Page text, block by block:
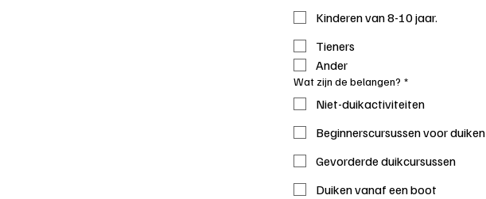
Kinderen van 8-10 jaar.
Tieners
Ander
Wat zijn de belangen? *
Niet-duikactiviteiten
Beginnerscursussen voor duiken
Gevorderde duikcursussen
Duiken vanaf een boot